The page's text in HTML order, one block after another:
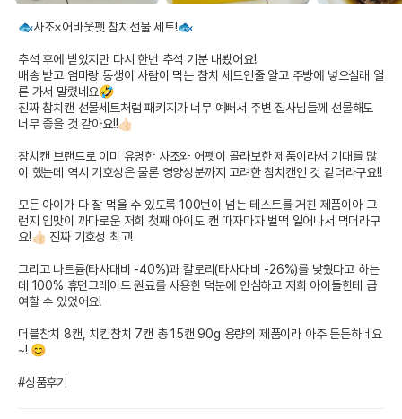
🐟사조×어바웃펫 참치선물 세트!🐟
추석 후에 받았지만 다시 한번 추석 기분 내봤어요!
배송 받고 엄마랑 동생이 사람이 먹는 참치 세트인줄 알고 주방에 넣으실래 얼
른 가서 말렸네요🤣
진짜 참치캔 선물세트처럼 패키지가 너무 예뻐서 주변 집사님들께 선물해도
너무 좋을 것 같아요!!👍🏻
참치캔 브랜드로 이미 유명한 사조와 어펫이 콜라보한 제품이라서 기대를 많
이 했는데 역시 기호성은 물론 영양성분까지 고려한 참치캔인 것 같더라구요!!
모든 아이가 다 잘 먹을 수 있도록 100번이 넘는 테스트를 거친 제품이아 그
런지 입맛이 까다로운 저희 첫째 아이도 캔 따자마자 벌떡 일어나서 먹더라구
요!👍🏻 진짜 기호성 최고!
그리고 나트륨(타사대비 -40%)과 칼로리(타사대비 -26%)를 낮췄다고 하는
데 100% 휴먼그레이드 원료를 사용한 덕분에 안심하고 저희 아이들한테 급
여할 수 있었어요!
더블참치 8캔, 치킨참치 7캔 총 15캔 90g 용량의 제품이라 아주 든든하네요
~! 😊
#상품후기